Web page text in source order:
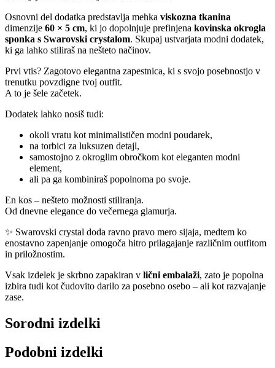
Osnovni del dodatka predstavlja mehka viskozna tkanina
dimenzije 60 × 5 cm, ki jo dopolnjuje prefinjena kovinska okrogla
sponka s Swarovski crystalom. Skupaj ustvarjata modni dodatek,
ki ga lahko stiliraš na nešteto načinov.
Prvi vtis? Zagotovo elegantna zapestnica, ki s svojo posebnostjo v
trenutku povzdigne tvoj outfit.
A to je šele začetek.
Dodatek lahko nosiš tudi:
okoli vratu kot minimalističen modni poudarek,
na torbici za luksuzen detajl,
samostojno z okroglim obročkom kot eleganten modni
element,
ali pa ga kombiniraš popolnoma po svoje.
En kos – nešteto možnosti stiliranja.
Od dnevne elegance do večernega glamurja.
✨ Swarovski crystal doda ravno pravo mero sijaja, medtem ko
enostavno zapenjanje omogoča hitro prilagajanje različnim outfitom
in priložnostim.
Vsak izdelek je skrbno zapakiran v lični embalaži, zato je popolna
izbira tudi kot čudovito darilo za posebno osebo – ali kot razvajanje
zase.
Sorodni izdelki
Podobni izdelki